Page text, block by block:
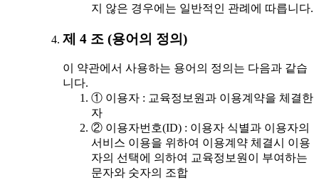
지 않은 경우에는 일반적인 관례에 따릅니다.
제 4 조 (용어의 정의)
이 약관에서 사용하는 용어의 정의는 다음과 같습
니다.
① 이용자 : 교육정보원과 이용계약을 체결한
자
② 이용자번호(ID) : 이용자 식별과 이용자의
서비스 이용을 위하여 이용계약 체결시 이용
자의 선택에 의하여 교육정보원이 부여하는
문자와 숫자의 조합